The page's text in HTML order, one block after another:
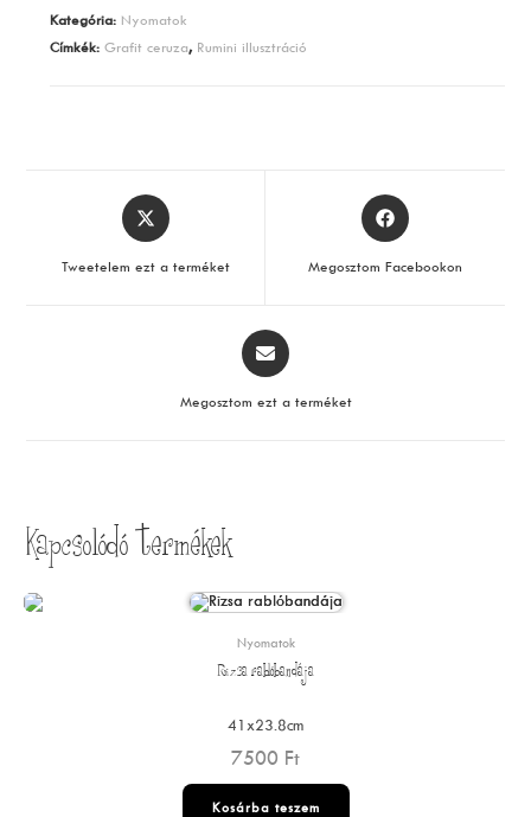
Kategória: Nyomatok
Címkék:Grafit ceruza, Rumini illusztráció
Opens
in
Tweetelem ezt a terméket
Opens
in
Megosztom Facebookon
Opens
in
Megosztom ezt a terméket
Kapcsolódó termékek
Nyomatok
Rizsa rablóbandája
41x23.8cm
7500 Ft
Kosárba teszem